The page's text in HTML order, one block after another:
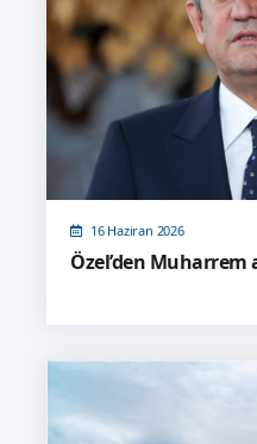
16 Haziran 2026
Özel’den Muharrem